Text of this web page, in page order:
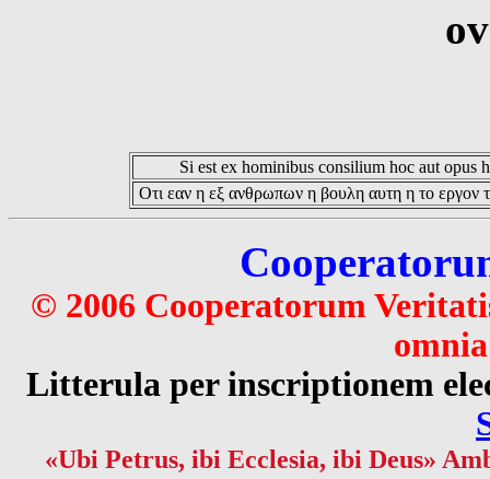
Si est ex hominibus consilium hoc aut opus
Οτι εαν η εξ ανθρωπων η βουλη αυτη η το εργον
© 2006 Cooperatorum
Litterula per inscriptionem
«Ubi Petrus, ibi Ecclesia, ibi Deus»